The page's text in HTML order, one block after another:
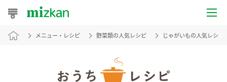
おうちレシピ
メニュー・レシピ 野菜類の人気レシピ じゃがいもの人気レシピ